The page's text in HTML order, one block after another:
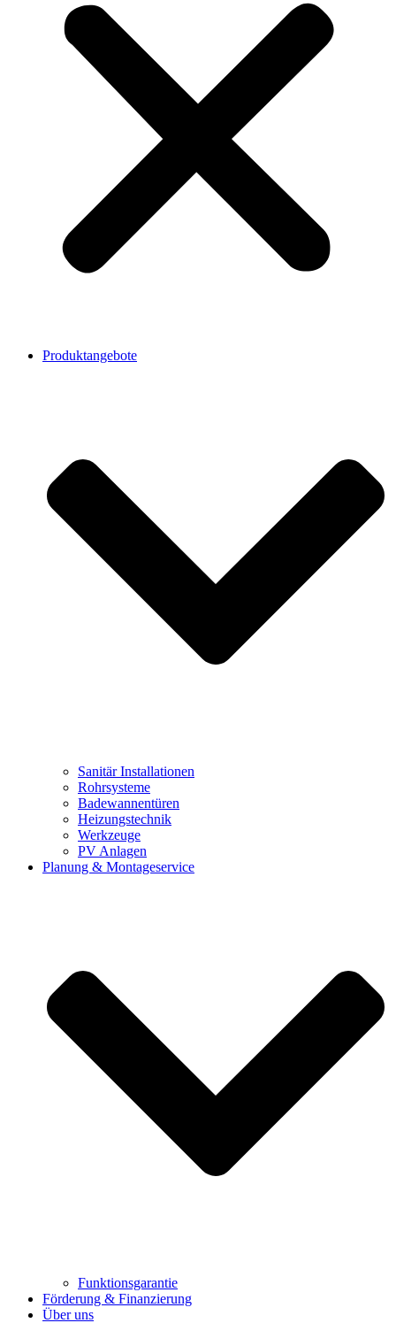
Produktangebote
Sanitär Installationen
Rohrsysteme
Badewannentüren
Heizungstechnik
Werkzeuge
PV Anlagen
Planung & Montageservice
Funktionsgarantie
Förderung & Finanzierung
Über uns